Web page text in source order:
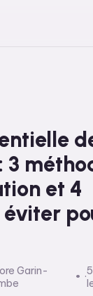
3
et 4
éviter
Garin-
·